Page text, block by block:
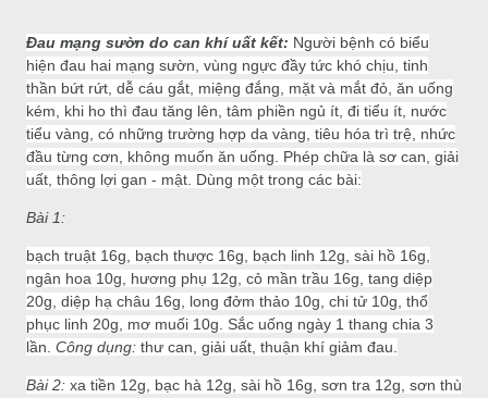
Đau mạng sườn do can khí uất kết: Người bệnh có biểu
hiện đau hai mạng sườn, vùng ngực đầy tức khó chịu, tinh
thần bứt rứt, dễ cáu gắt, miệng đắng, mặt và mắt đỏ, ăn uống
kém, khi ho thì đau tăng lên, tâm phiền ngủ ít, đi tiểu ít, nước
tiểu vàng, có những trường hợp da vàng, tiêu hóa trì trệ, nhức
đầu từng cơn, không muốn ăn uống. Phép chữa là sơ can, giải
uất, thông lợi gan - mật. Dùng một trong các bài:
Bài 1:
bạch truật 16g, bạch thược 16g, bạch linh 12g, sài hồ 16g,
ngân hoa 10g, hương phụ 12g, cỏ mần trầu 16g, tang diệp
20g, diệp hạ châu 16g, long đởm thảo 10g, chi tử 10g, thổ
phục linh 20g, mơ muối 10g. Sắc uống ngày 1 thang chia 3
lần. Công dụng: thư can, giải uất, thuận khí giảm đau.
Bài 2: xa tiền 12g, bạc hà 12g, sài hồ 16g, sơn tra 12g, sơn thù